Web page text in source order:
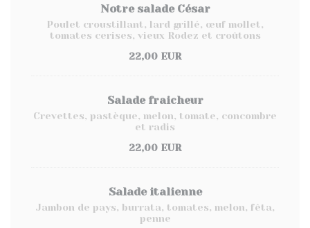
Notre salade César
Poulet croustillant, lard grillé, œuf mollet,
tomates cerises, vieux Rodez et croûtons
22,00 EUR
Salade fraicheur
Crevettes, pastèque, melon, tomate, concombre
et radis
22,00 EUR
Salade italienne
Jambon de pays, burrata, tomates, melon, fêta,
penne